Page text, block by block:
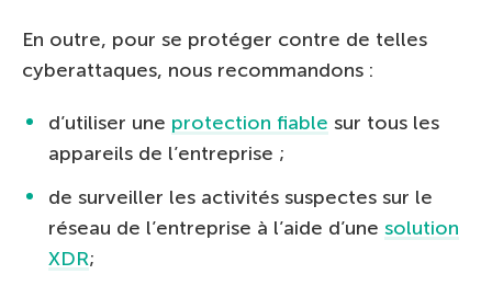
En outre, pour se protéger contre de telles
cyberattaques, nous recommandons :
d’utiliser une protection fiable sur tous les
appareils de l’entreprise ;
de surveiller les activités suspectes sur le
réseau de l’entreprise à l’aide d’une solution
XDR;